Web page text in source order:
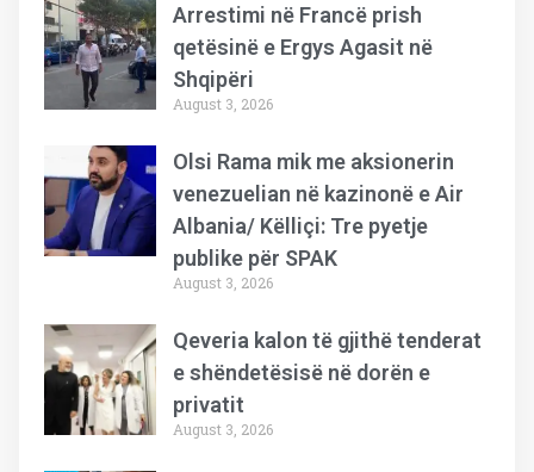
Arrestimi në Francë prish
qetësinë e Ergys Agasit në
Shqipëri
August 3, 2026
Olsi Rama mik me aksionerin
venezuelian në kazinonë e Air
Albania/ Këlliçi: Tre pyetje
publike për SPAK
August 3, 2026
Qeveria kalon të gjithë tenderat
e shëndetësisë në dorën e
privatit
August 3, 2026